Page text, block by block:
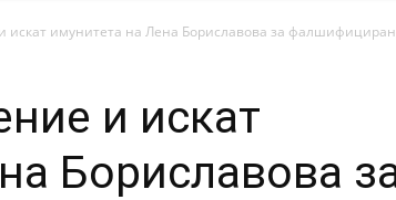
искат имунитета на Лена Бориславова за
и искат
Бориславова